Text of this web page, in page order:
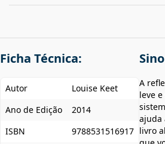
Ficha Técnica:
Autor
Louise Keet
Ano de Edição
2014
ISBN
9788531516917
A
leve
ajuda
livro